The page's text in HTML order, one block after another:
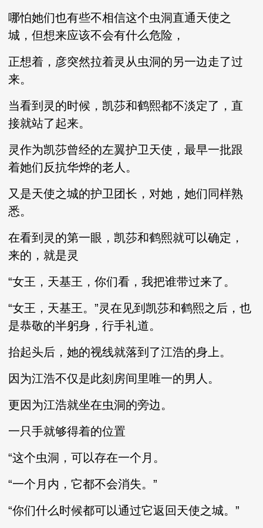
哪怕她们也有些不相信这个虫洞直通天使之
城，但想来应该不会有什么危险，
正想着，彦突然拉着灵从虫洞的另一边走了过
来。
当看到灵的时候，凯莎和鹤熙都不淡定了，直
接就站了起来。
灵作为凯莎曾经的左翼护卫天使，最早一批跟
着她们反抗华烨的老人。
又是天使之城的护卫团长，对她，她们同样熟
悉。
在看到灵的第一眼，凯莎和鹤熙就可以确定，
来的，就是灵
“女王，天基王，你们看，我把谁带过来了。
“女王，天基王。”灵在见到凯莎和鹤熙之后，也
是恭敬的半躬身，行手礼道。
抬起头后，她的视线就落到了江浩的身上。
因为江浩不仅是此刻房间里唯一的男人。
更因为江浩就坐在虫洞的旁边。
一只手就够得着的位置
“这个虫洞，可以存在一个月。
“一个月内，它都不会消失。”
“你们什么时候都可以通过它返回天使之城。”